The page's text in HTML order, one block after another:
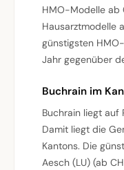
HMO-Modelle ab
Hausarztmodelle
günstigsten
Jahr gegenüber
Buchrain im
Buchrain liegt auf
Damit liegt die
Kantons. Die
Aesch (LU) (ab